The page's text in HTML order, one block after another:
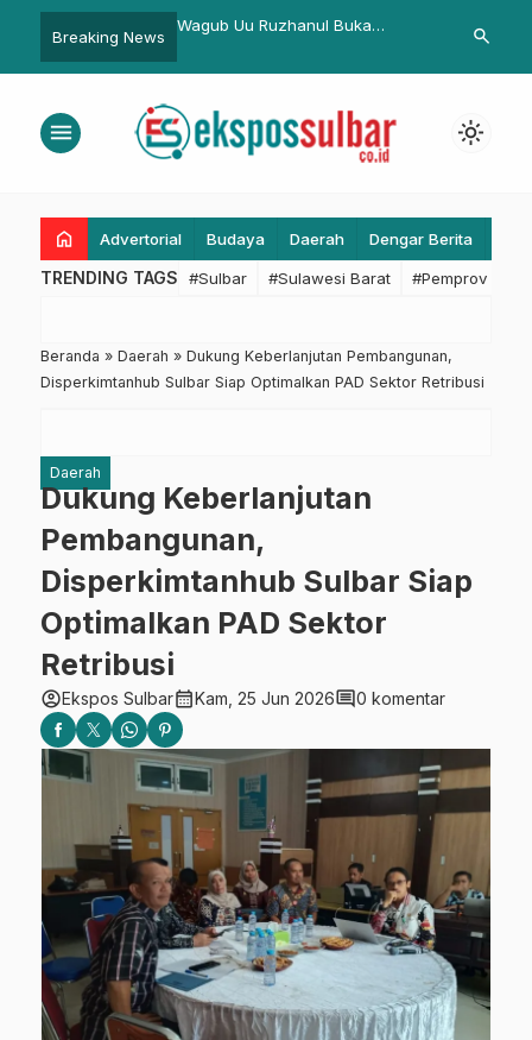
Breaking News
Pejabat Segera
Wagub Uu Ruzhanul Buka
Provinsi Jabar 2023
Presiden
Perhatikan
search
menu light_mode
home Advertorial Budaya Daerah Dengar Berita
TRENDING TAGS #Sulbar #Sulawesi Barat #Pemprov
Beranda » Daerah » Dukung Keberlanjutan Pembangunan,
Disperkimtanhub Sulbar Siap Optimalkan PAD Sektor Retribusi
Daerah
Dukung Keberlanjutan
Pembangunan,
Disperkimtanhub Sulbar Siap
Optimalkan PAD Sektor
Retribusi
account_circleEkspos Sulbarcalendar_monthKam, 25 Jun 2026comment0 komentar